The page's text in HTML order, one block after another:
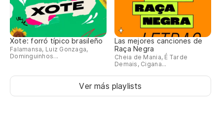
Xote: forró típico brasileño
Falamansa, Luiz Gonzaga,
Dominguinhos...
Las mejores canciones de
Raça Negra
Cheia de Mania, É Tarde
Demais, Cigana...
Ver más playlists